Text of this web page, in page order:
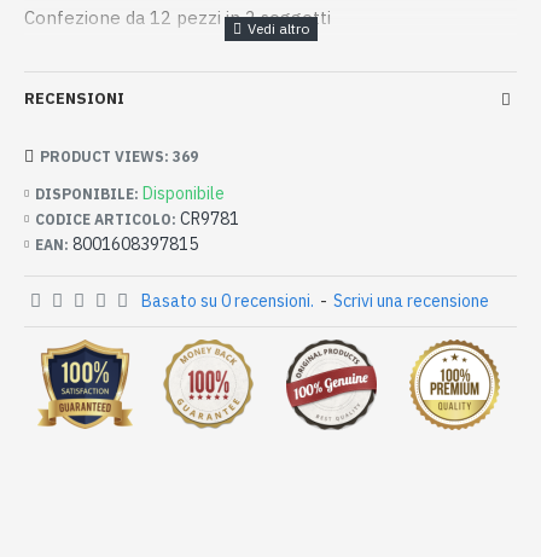
Confezione da 12 pezzi in 2 soggetti
RECENSIONI
DISPONIBILE: Disponibile
CODICE ARTICOLO: CR9781
EAN: 8001608397815
PRODUCT VIEWS: 369
Basato su 0 recensioni. - Scrivi una recensione